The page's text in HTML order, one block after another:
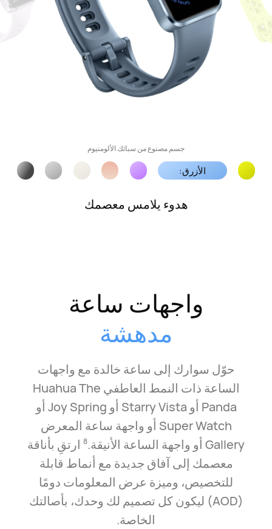
جسم مصنوع من سبائك الألومنيوم
الأرجواني:
سحر وغموض من عالم الأحلام
واجهات ساعة
مدهشة
حوّل سوارك إلى ساعة خالدة مع واجهات
الساعة ذات النمط العاطفي Huahua The
Panda أو Starry Vista أو Joy Spring أو
Super Watch أو واجهة ساعة المعرض
Gallery أو واجهة الساعة الأنيقة.
8 ارتقِ بأناقة
معصمك إلى آفاق جديدة مع أنماط قابلة
للتخصيص، وميزة عرض المعلومات دومًا
(AOD) ليكون كل تصميم لك وحدك، بأصالتك
الخاصة.